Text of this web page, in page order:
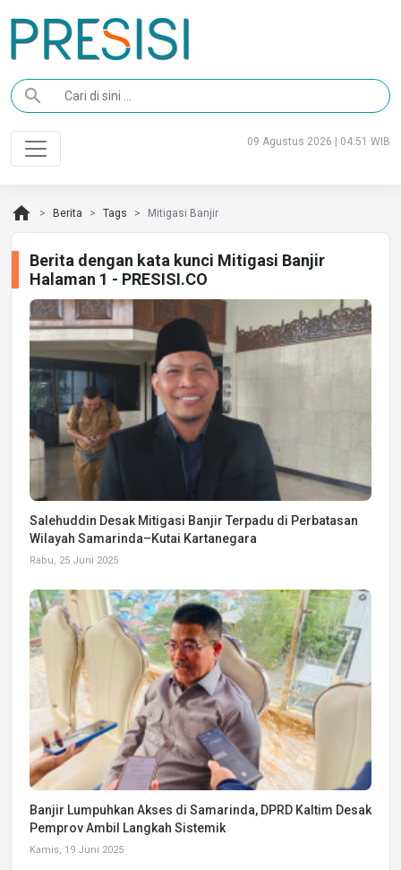
search
09 Agustus 2026 | 04:51 WIB
home Berita Tags Mitigasi Banjir
Berita dengan kata kunci Mitigasi Banjir
Halaman 1 - PRESISI.CO
Salehuddin Desak Mitigasi Banjir Terpadu di Perbatasan
Wilayah Samarinda–Kutai Kartanegara
Rabu, 25 Juni 2025
Banjir Lumpuhkan Akses di Samarinda, DPRD Kaltim Desak
Pemprov Ambil Langkah Sistemik
Kamis, 19 Juni 2025